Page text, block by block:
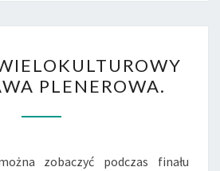
WIELOKULTUROWY
–
WYSTAWA
PLENEROWA.
zobaczyć podczas finału